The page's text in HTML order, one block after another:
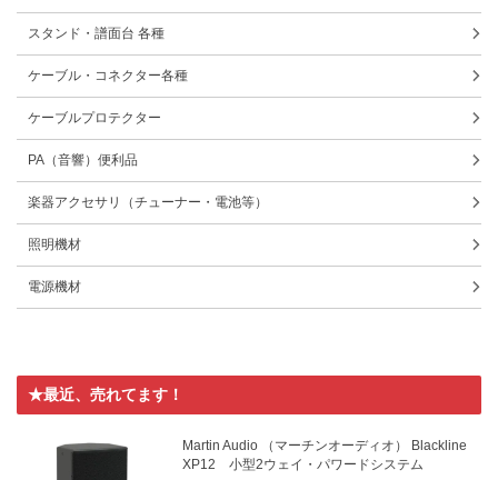
スタンド・譜面台 各種
ケーブル・コネクター各種
ケーブルプロテクター
PA（音響）便利品
楽器アクセサリ（チューナー・電池等）
照明機材
電源機材
★最近、売れてます！
Martin Audio （マーチンオーディオ） Blackline
XP12 小型2ウェイ・パワードシステム